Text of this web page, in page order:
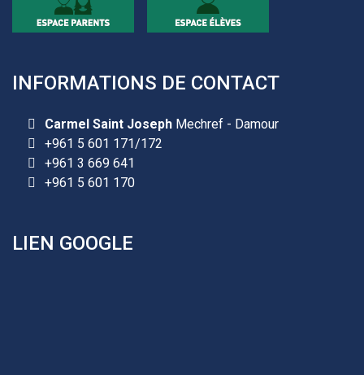
Les demandes d'inscription pour l'année scolaire
l'établissement selon des rendez-vous fixés à
l’avance.
+961 25 601 171
INFORMATIONS DE CONTACT
Carmel Saint Joseph Mechref - Damour
+961 5 601 171/172
+961 3 669 641
+961 5 601 170
LIEN GOOGLE